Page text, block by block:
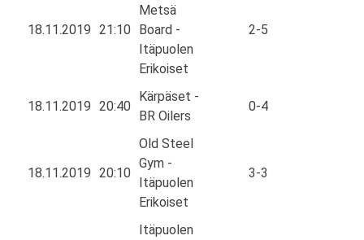
18.11.2019 21:10
Metsä
Board -
Itäpuolen
Erikoiset
2-5
18.11.2019 20:40
Kärpäset -
BR Oilers
0-4
18.11.2019 20:10
Old Steel
Gym -
Itäpuolen
Erikoiset
3-3
Itäpuolen